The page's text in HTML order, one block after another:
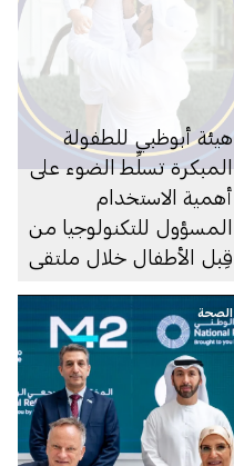
هيئة أبوظبي للطفولة
المبكرة تسلِّط الضوء على
أهمية الاستخدام
المسؤول للتكنولوجيا من
قِبل الأطفال خلال ملتقى
الصحة